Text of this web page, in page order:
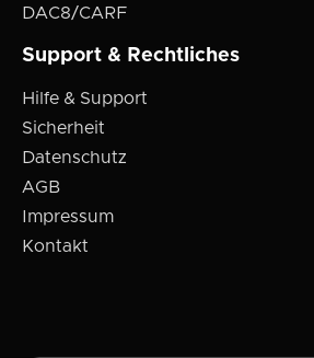
DAC8/CARF
Support & Rechtliches
Hilfe & Support
Sicherheit
Datenschutz
AGB
Impressum
Kontakt